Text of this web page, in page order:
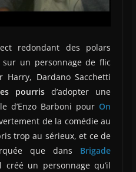
redondant des polars
un personnage de flic
Harry, Dardano Sacchetti
pourris d’adopter une
d’Enzo Barboni pour On
de la comédie au
trop au sérieux, et ce de
que dans Brigade
un personnage qu’il